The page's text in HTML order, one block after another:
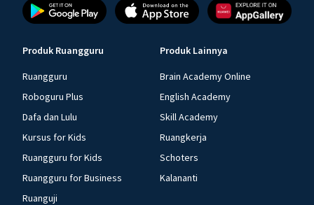
Produk Ruangguru
Ruangguru
Roboguru Plus
Dafa dan Lulu
Kursus for Kids
Ruangguru for Kids
Ruangguru for Business
Ruanguji
Produk Lainnya
Brain Academy Online
English Academy
Skill Academy
Ruangkerja
Schoters
Kalananti